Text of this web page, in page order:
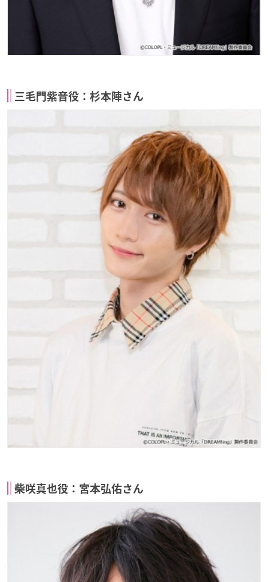
三毛門紫音役：杉本陣さん
柴咲真也役：宮本弘佑さん